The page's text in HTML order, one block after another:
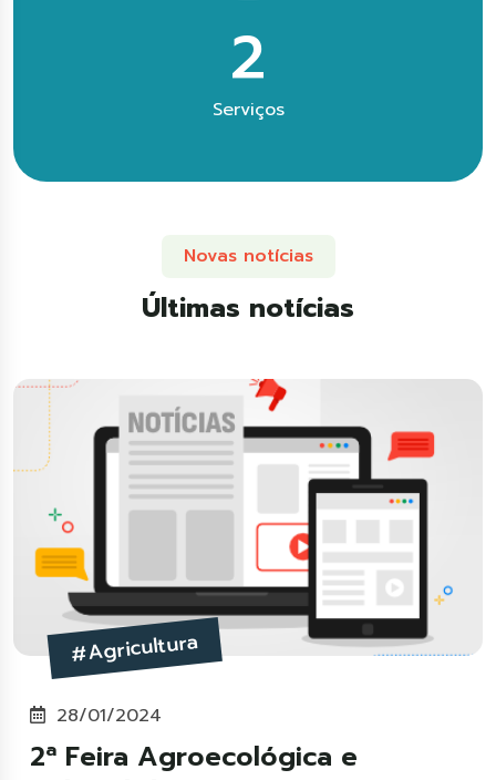
2
Serviços
Novas notícias
Últimas notícias
#Agricultura
28/01/2024
2ª Feira Agroecológica e